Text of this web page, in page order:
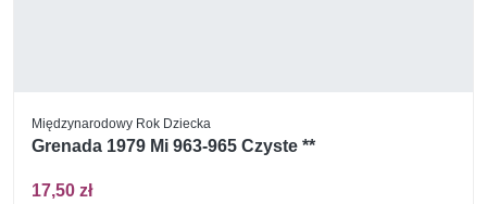
Międzynarodowy Rok Dziecka
Grenada 1979 Mi 963-965 Czyste **
17,50 zł